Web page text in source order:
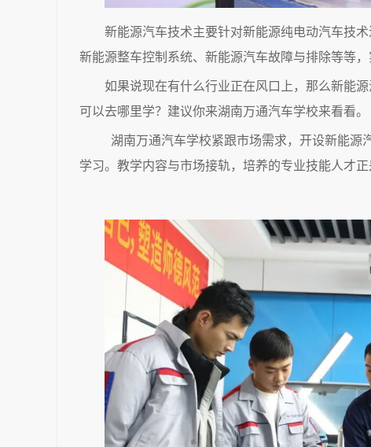
新能源汽车技术主要针对新能源纯电动汽车技
新能源整车控制系统、新能源汽车故障与排除等等
如果说现在有什么行业正在风口上，那么新能
可以去哪里学？建议你来湖南万通汽车学校来看看。
湖南万通汽车学校紧跟市场需求，开设新能源
学习。教学内容与市场接轨，培养的专业技能人才正